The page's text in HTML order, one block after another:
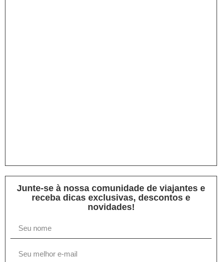
Junte-se à nossa comunidade de viajantes e
receba dicas exclusivas, descontos e
novidades!